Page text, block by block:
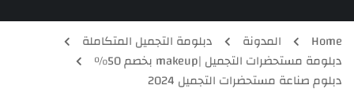
Home المدونة
دبلومة التجميل المتكاملة
دبلومة مستحضرات التجميل |makeup بخصم 50%
دبلوم صناعة مستحضرات التجميل 2024